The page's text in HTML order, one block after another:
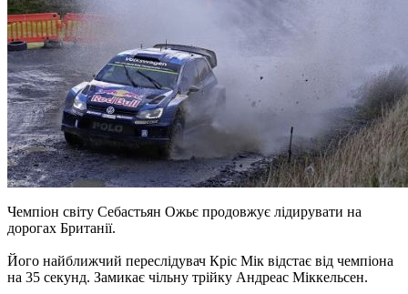
Чемпіон світу Себастьян Ожьє продовжує лідирувати на
дорогах Британії.
Його найближчий переслідувач Кріс Мік відстає від чемпіона
на 35 секунд. Замикає чільну трійку Андреас Міккельсен.